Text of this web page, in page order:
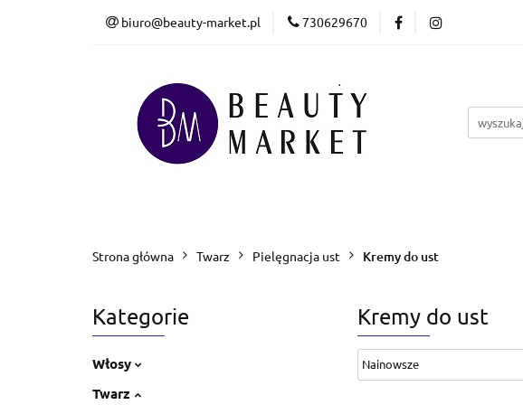
biuro@beauty-market.pl 730629670
Bestsellery
Promocje Nowości
Włosy Twarz Ciało i kąpiel
Health & Care
Strona główna Twarz Pielęgnacja ust Kremy do ust
Kategorie
Włosy
Twarz
Kremy do ust